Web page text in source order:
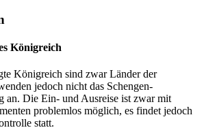
Königreich
Königreich sind zwar Länder der
jedoch nicht das Schengen-
an. Die Ein- und Ausreise ist zwar mit
problemlos möglich, es findet jedoch
statt.